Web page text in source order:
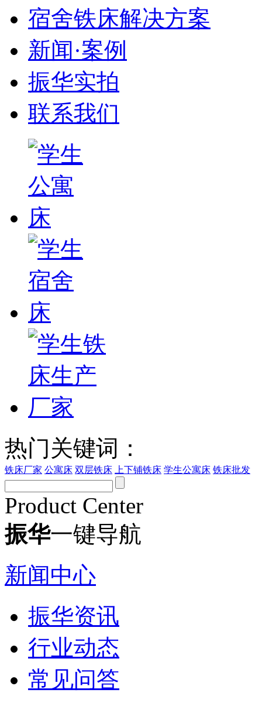
宿舍铁床解决方案
新闻·案例
振华实拍
联系我们
热门关键词：
铁床厂家 公寓床 双层铁床 上下铺铁床 学生公寓床 铁床批发
Product Center
振华一键导航
新闻中心
振华资讯
行业动态
常见问答